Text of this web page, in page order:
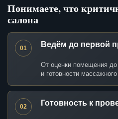
Понимаете, что
салона
01 Ведём до первой
От оценки помещения
и готовности
02 Готовность к